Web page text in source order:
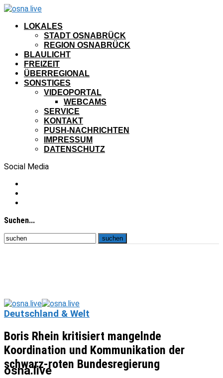
LOKALES
STADT OSNABRÜCK
REGION OSNABRÜCK
BLAULICHT
FREIZEIT
ÜBERREGIONAL
SONSTIGES
VIDEOPORTAL
WEBCAMS
SERVICE
KONTAKT
PUSH-NACHRICHTEN
IMPRESSUM
DATENSCHUTZ
Social Media
Suchen...
osna.live
Deutschland & Welt
Boris Rhein kritisiert mangelnde
Koordination und Kommunikation der
schwarz-roten Bundesregierung